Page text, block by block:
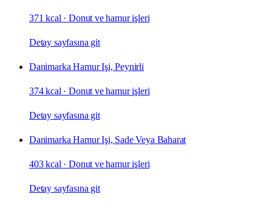
371 kcal ·Donut ve hamur işleri
Detay sayfasına git
Danimarka Hamur Işi, Peynirli
374 kcal ·Donut ve hamur işleri
Detay sayfasına git
Danimarka Hamur Işi, Sade Veya Baharat
403 kcal ·Donut ve hamur işleri
Detay sayfasına git